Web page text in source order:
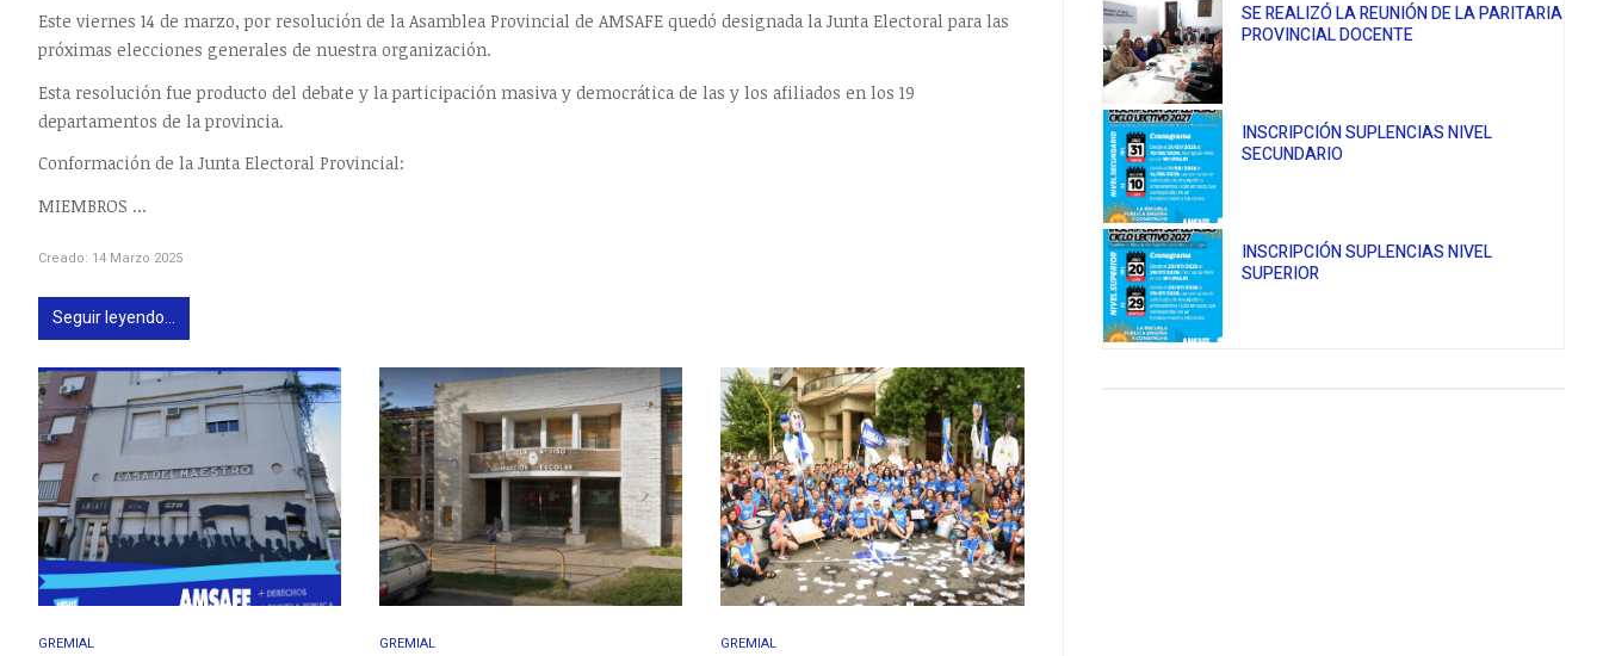
Este viernes 14 de marzo, por resolución de la Asamblea Provincial de AMSAFE quedó designada la Junta Electoral para las
próximas elecciones generales de nuestra organización.
Esta resolución fue producto del debate y la participación masiva y democrática de las y los afiliados en los 19
departamentos de la provincia.
Conformación de la Junta Electoral Provincial:
MIEMBROS ...
Creado: 14 Marzo 2025
Seguir leyendo...
GREMIAL GREMIAL GREMIAL
SE REALIZÓ LA REUNIÓN DE LA PARITARIA
PROVINCIAL DOCENTE
INSCRIPCIÓN SUPLENCIAS NIVEL
SECUNDARIO
INSCRIPCIÓN SUPLENCIAS NIVEL
SUPERIOR